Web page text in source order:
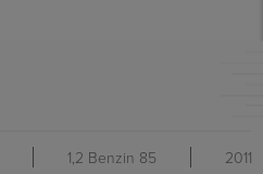
1,2 Benzin 85 2011